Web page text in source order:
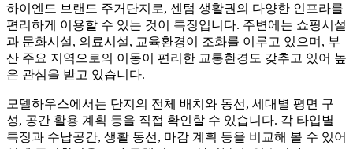
하이엔드 브랜드 주거단지로, 센텀 생활권의 다양한 인프라를
편리하게 이용할 수 있는 것이 특징입니다. 주변에는 쇼핑시설
과 문화시설, 의료시설, 교육환경이 조화를 이루고 있으며, 부
산 주요 지역으로의 이동이 편리한 교통환경도 갖추고 있어 높
은 관심을 받고 있습니다.
모델하우스에서는 단지의 전체 배치와 동선, 세대별 평면 구
성, 공간 활용 계획 등을 직접 확인할 수 있습니다. 각 타입별
특징과 수납공간, 생활 동선, 마감 계획 등을 비교해 볼 수 있어